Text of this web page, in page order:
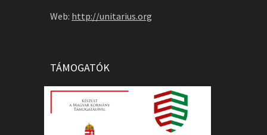
Web: http://unitarius.org
TÁMOGATÓK